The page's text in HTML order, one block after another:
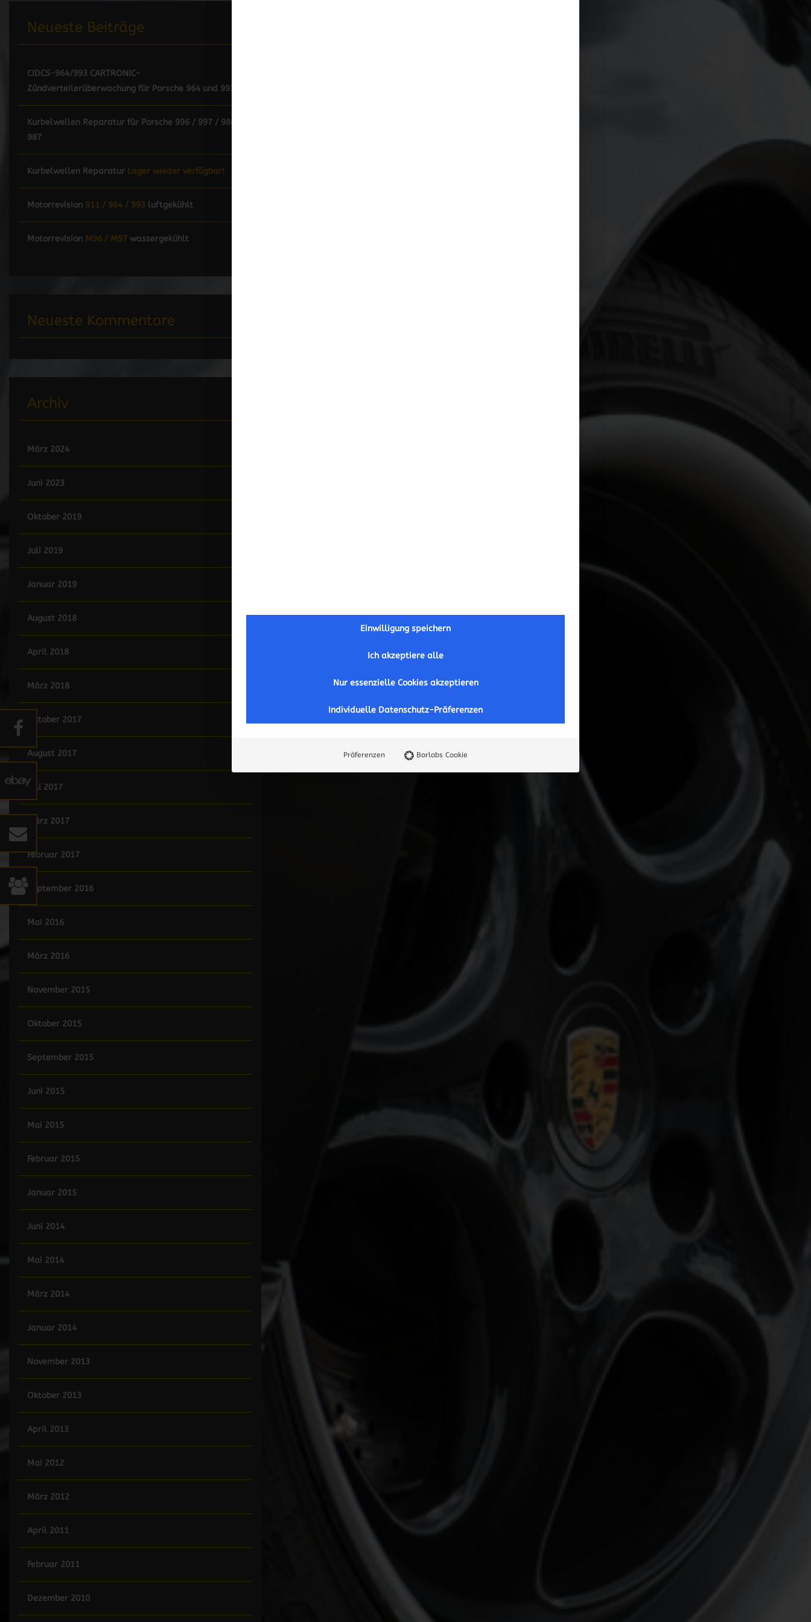
Neueste Beiträge
CIDCS-964/993 CARTRONIC-
Zündverteilerüberwachung für Porsche 964 und 993
Kurbelwellen Reparatur für Porsche 996 / 997 / 986 /
987
Kurbelwellen Reparatur Lager wieder verfügbar!
Motorrevision 911 / 964 / 993 luftgekühlt
Motorrevision M96 / M97 wassergekühlt
Neueste Kommentare
Archiv
März 2024
Juni 2023
Oktober 2019
Juli 2019
Januar 2019
August 2018
April 2018
März 2018
Oktober 2017
August 2017
Juli 2017
März 2017
Februar 2017
September 2016
Mai 2016
März 2016
November 2015
Oktober 2015
September 2015
Juni 2015
Mai 2015
Februar 2015
Januar 2015
Juni 2014
Mai 2014
März 2014
Januar 2014
November 2013
Oktober 2013
April 2013
Mai 2012
März 2012
April 2011
Februar 2011
Dezember 2010
Einwilligung speichern
Ich akzeptiere alle
Nur essenzielle Cookies akzeptieren
Individuelle Datenschutz-Präferenzen
Präferenzen Borlabs Cookie